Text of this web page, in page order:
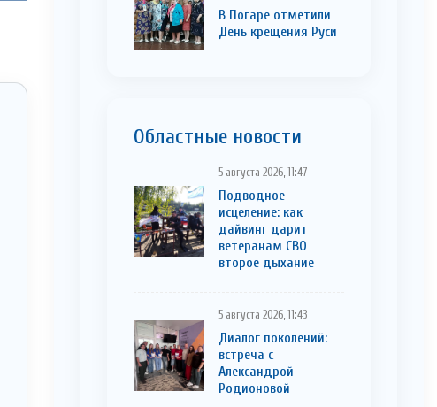
В Погаре отметили
День крещения Руси
Областные новости
5 августа 2026, 11:47
Подводное
исцеление: как
дайвинг дарит
ветеранам СВО
второе дыхание
5 августа 2026, 11:43
Диалог поколений:
встреча с
Александрой
Родионовой